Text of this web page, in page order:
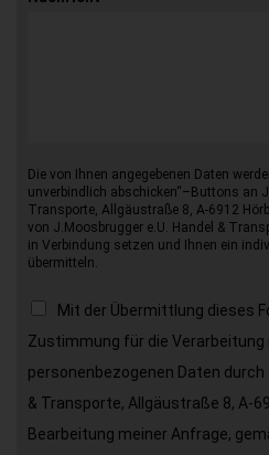
Die von Ihnen angegebenen Daten
unverbindlich abschicken“–Buttons an
Transporte, Allgäustraße 8, A-6912
von J.Moosbrugger e.U. Handel &
in Verbindung setzen und Ihnen ein
übermitteln.
Mit der Übermittlung dieses
Zustimmung für die Verarbeitung
personenbezogenen Daten durch
& Transporte, Allgäustraße 8, A-
Bearbeitung meiner Anfrage,